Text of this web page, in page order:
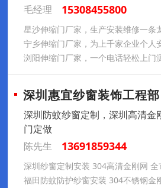
毛经理
15308455800
星沙伸缩门厂家，生产安装维修一条
宁乡伸缩门厂家，为上千家企业个人
浏阳伸缩门厂家，一个电话轻松上门
深圳惠宜纱窗装饰工程部
深圳防蚊纱窗定制，深圳高清金
门定做
陈先生
13691859344
深圳纱窗定制安装 304高清金刚网 全
福田防蚊防护纱窗安装 304不锈钢金